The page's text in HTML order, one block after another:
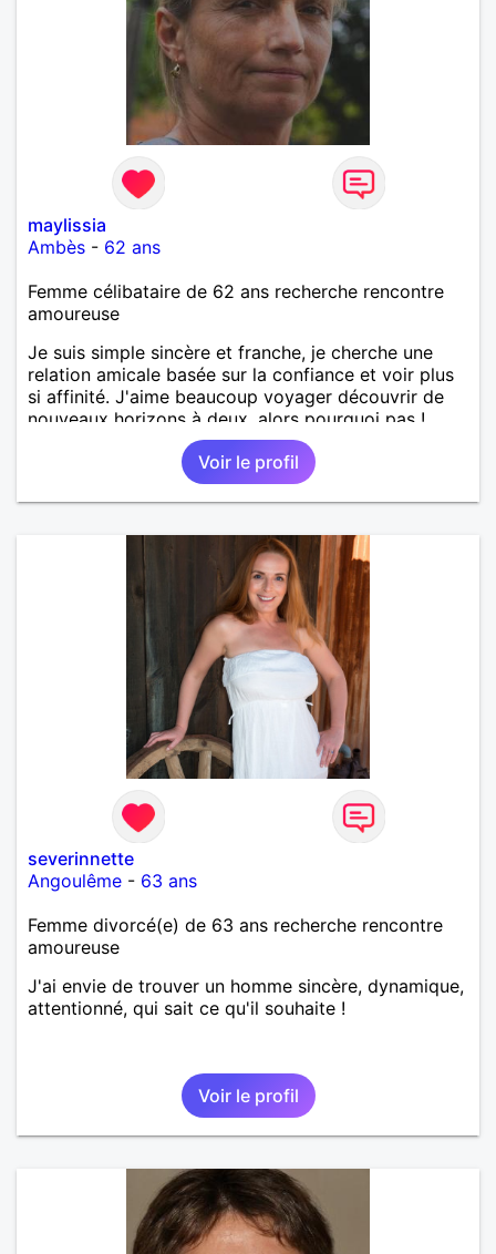
maylissia
Ambès - 62 ans
Femme célibataire de 62 ans recherche rencontre
amoureuse
Je suis simple sincère et franche, je cherche une
relation amicale basée sur la confiance et voir plus
si affinité. J'aime beaucoup voyager découvrir de
nouveaux horizons à deux, alors pourquoi pas !
Voir le profil
severinnette
Angoulême - 63 ans
Femme divorcé(e) de 63 ans recherche rencontre
amoureuse
J'ai envie de trouver un homme sincère, dynamique,
attentionné, qui sait ce qu'il souhaite !
Voir le profil